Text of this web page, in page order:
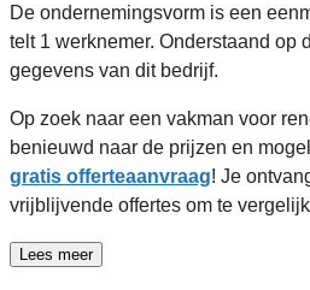
De ondernemingsvorm is een
telt 1 werknemer. Onderstaand op
gegevens van dit bedrijf.
Op zoek naar een vakman voor
benieuwd naar de prijzen en
gratis offerteaanvraag! Je
vrijblijvende offertes om te
Lees meer